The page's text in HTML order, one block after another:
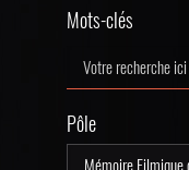
Mots-clés
Pôle